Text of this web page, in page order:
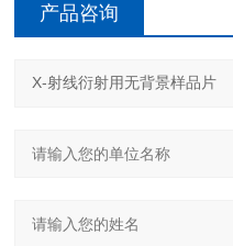
产品咨询